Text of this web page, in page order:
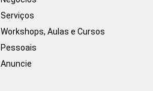
Serviços
Workshops, Aulas e Cursos
Pessoais
Anuncie